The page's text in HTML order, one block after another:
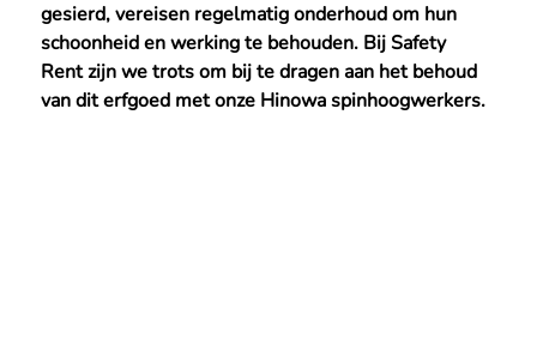
gesierd, vereisen regelmatig onderhoud om hun
schoonheid en werking te behouden. Bij Safety
Rent zijn we trots om bij te dragen aan het behoud
van dit erfgoed met onze Hinowa spinhoogwerkers.